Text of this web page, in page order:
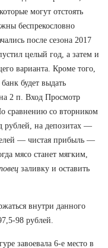
могут отстоять
беспрекословно
после сезона 2017
целый год, а затем и
варианта. Кроме того,
будет выдать
2 п. Вход Просмотр
сравнению со вторником
рублей, на депозитах —
— чистая прибыль —
мясо станет мягким,
заливку и оставить
внутри данного
98 рублей.
завоевала 6-е место в